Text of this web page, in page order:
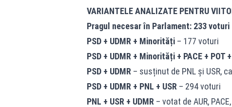
VARIANTELE ANALIZATE PENTRU
Pragul necesar în Parlament: 233 voturi
PSD + UDMR + Minorități– 177 voturi
PSD + UDMR + Minorități + PACE + POT
PSD + UDMR – susținut de PNL și USR,
PSD + UDMR + PNL + USR – 294 voturi
PNL + USR + UDMR – votat de AUR,